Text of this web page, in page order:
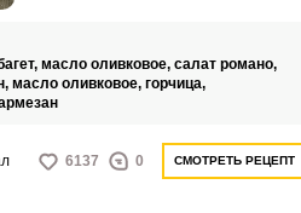
масло оливковое, салат романо,
масло оливковое, горчица,
6137 0 СМОТРЕТЬ РЕЦЕПТ